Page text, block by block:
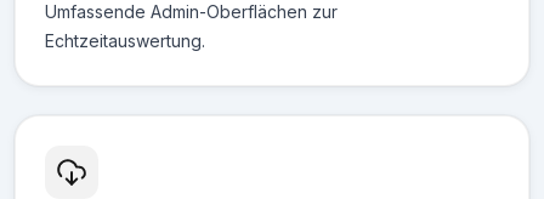
Umfassende Admin-Oberflächen zur
Echtzeitauswertung.